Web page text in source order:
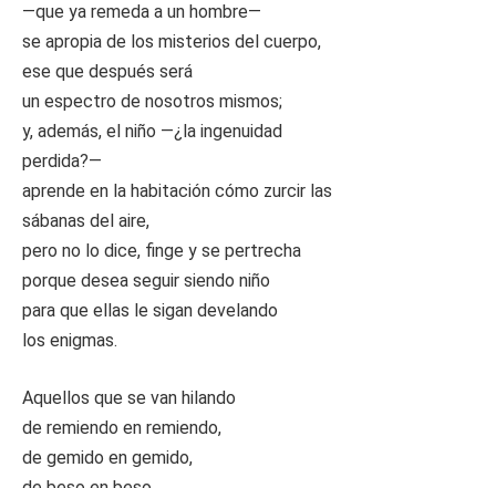
—que ya remeda a un hombre—
se apropia de los misterios del cuerpo,
ese que después será
un espectro de nosotros mismos;
y, además, el niño —¿la ingenuidad
perdida?—
aprende en la habitación cómo zurcir las
sábanas del aire,
pero no lo dice, finge y se pertrecha
porque desea seguir siendo niño
para que ellas le sigan develando
los enigmas.
Aquellos que se van hilando
de remiendo en remiendo,
de gemido en gemido,